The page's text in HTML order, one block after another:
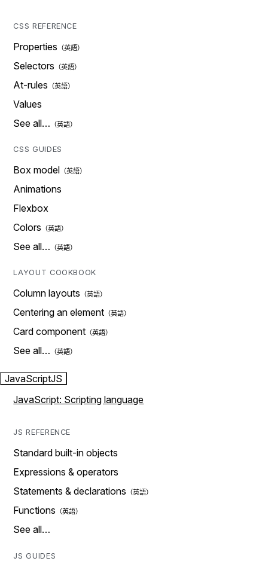
CSS REFERENCE
Properties
Selectors
At-rules
Values
See all…
CSS GUIDES
Box model
Animations
Flexbox
Colors
See all…
LAYOUT COOKBOOK
Column layouts
Centering an element
Card component
See all…
JavaScriptJS
JavaScript: Scripting language
JS REFERENCE
Standard built-in objects
Expressions & operators
Statements & declarations
Functions
See all…
JS GUIDES